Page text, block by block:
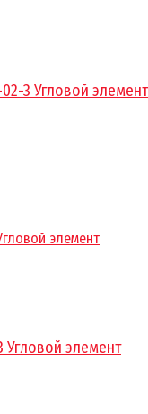
3 Угловой элемент
Угловой элемент